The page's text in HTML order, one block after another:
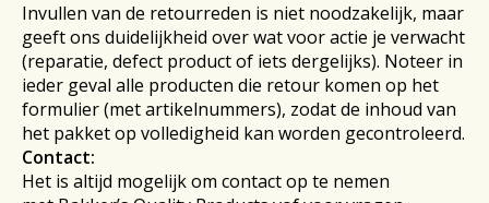
Invullen van de retourreden is niet noodzakelijk, maar
geeft ons duidelijkheid over wat voor actie je verwacht
(reparatie, defect product of iets dergelijks). Noteer in
ieder geval alle producten die retour komen op het
formulier (met artikelnummers), zodat de inhoud van
het pakket op volledigheid kan worden gecontroleerd.
Contact:
Het is altijd mogelijk om contact op te nemen